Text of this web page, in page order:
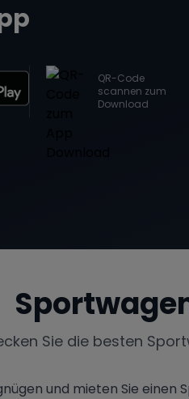
QR-Code
scannen zum
Download
Sie die besten
und mieten Sie